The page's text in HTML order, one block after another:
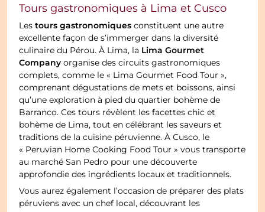
Tours gastronomiques à Lima et Cusco
Lestours gastronomiques constituent une autre
excellente façon de s’immerger dans la diversité
culinaire du Pérou. À Lima, la Lima Gourmet
Company organise des circuits gastronomiques
complets, comme le « Lima Gourmet Food Tour »,
comprenant dégustations de mets et boissons, ainsi
qu’une exploration à pied du quartier bohème de
Barranco. Ces tours révèlent les facettes chic et
bohème de Lima, tout en célébrant les saveurs et
traditions de la cuisine péruvienne. À Cusco, le
« Peruvian Home Cooking Food Tour » vous transporte
au marché San Pedro pour une découverte
approfondie des ingrédients locaux et traditionnels.
Vous aurez également l’occasion de préparer des plats
péruviens avec un chef local, découvrant les